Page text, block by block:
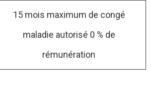
15 mois maximum de congé
maladie autorisé 0 % de
rémunération